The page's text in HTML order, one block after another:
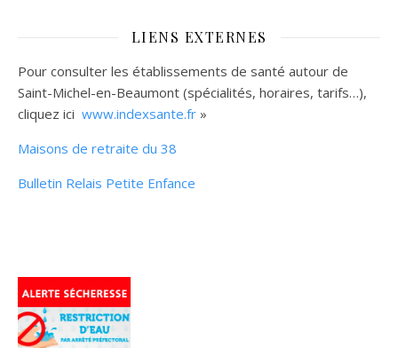
LIENS EXTERNES
Pour consulter les établissements de santé autour de
Saint-Michel-en-Beaumont (spécialités, horaires, tarifs…),
cliquez ici www.indexsante.fr »
Maisons de retraite du 38
Bulletin Relais Petite Enfance